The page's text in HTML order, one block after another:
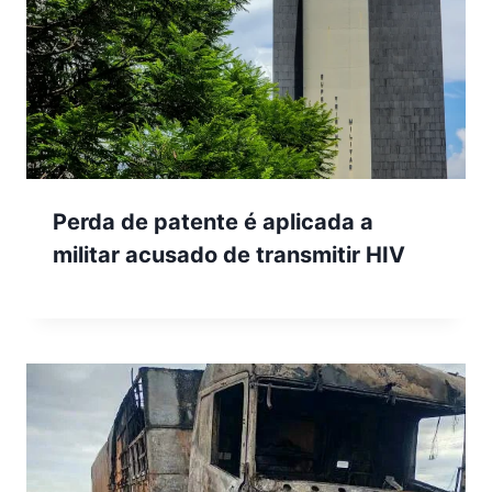
Perda de patente é aplicada a
militar acusado de transmitir HIV